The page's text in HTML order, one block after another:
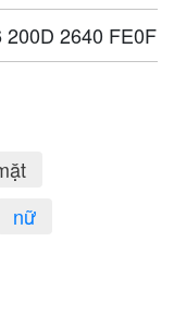
200D 2640 FE0F
nữ